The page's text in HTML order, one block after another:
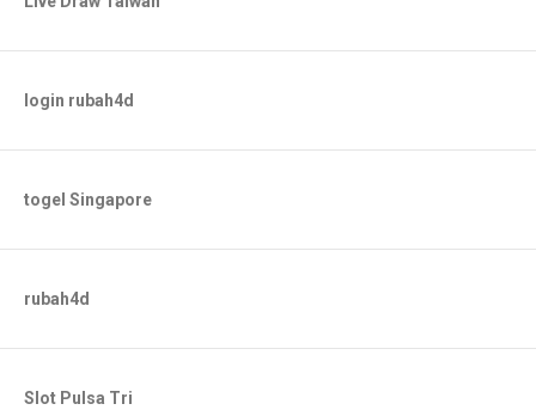
login rubah4d
togel Singapore
rubah4d
Slot Pulsa Tri